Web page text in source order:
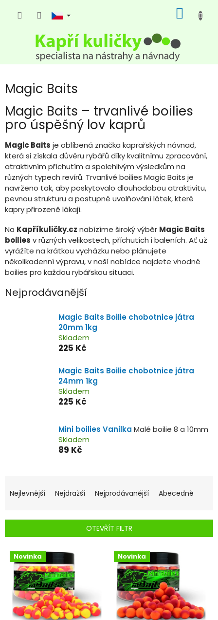
KOŠÍK
Magic Baits
Magic Baits – trvanlivé boilies
pro úspěšný lov kaprů
Magic Baits je oblíbená značka kaprařských návnad,
která si získala důvěru rybářů díky kvalitnímu zpracování,
atraktivním příchutím a spolehlivým výsledkům na
různých typech revírů. Trvanlivé boilies Magic Baits je
navrženo tak, aby poskytovalo dlouhodobou atraktivitu,
pevnou strukturu a postupné uvolňování látek, které
kapry přirozeně lákají.
Na Kapříkuličky.cz nabízíme široký výběr Magic Baits
boilies v různých velikostech, příchutích i baleních. Ať už
vyrážíte na krátkou vycházku nebo plánujete
několikadenní výpravu, v naší nabídce najdete vhodné
boilies pro každou rybářskou situaci.
Nejprodávanější
Magic Baits Boilie chobotnice játra
20mm 1kg
Skladem
225 Kč
Magic Baits Boilie chobotnice játra
24mm 1kg
Skladem
225 Kč
Mini boilies Vanilka Malé boilie 8 a 10mm
Skladem
89 Kč
a
n
í
Nejlevnější Nejdražší Nejprodávanější Abecedně
OTEVŘÍT FILTR
V Novinka Novinka